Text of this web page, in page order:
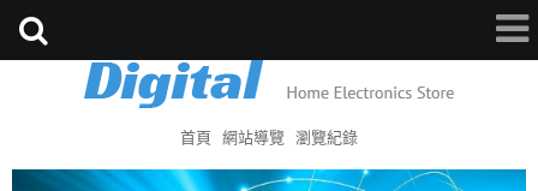
首頁 網站導覽 瀏覽紀錄